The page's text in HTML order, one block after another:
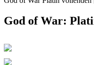
God of War: